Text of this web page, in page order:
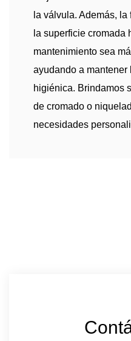
la válvula. Además,
la superficie cromada
mantenimiento sea
ayudando a
higiénica. Brindamos
de cromado o
necesidades